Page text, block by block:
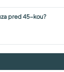
pred 45-kou?